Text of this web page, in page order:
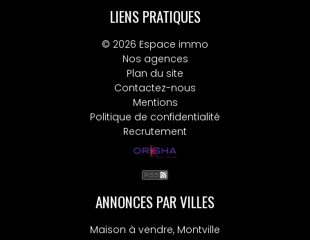
LIENS PRATIQUES
© 2026 Espace immo
Nos agences
Plan du site
Contactez-nous
Mentions
Politique de confidentialité
Recrutement
ANNONCES PAR VILLES
Maison à vendre, Montville